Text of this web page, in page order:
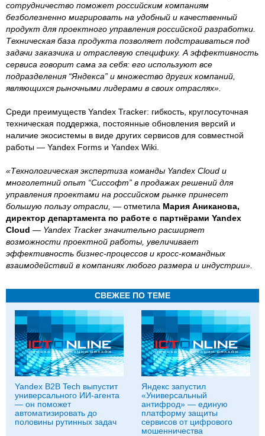
сотрудничество поможет российским компаниям
безболезненно мигрировать на удобный и качественный
продукт для проектного управления российской разработки.
Техническая база продукта позволяет подстраиваться под
задачи заказчика и отраслевую специфику. А эффективность
сервиса говорит сама за себя: его используют все
подразделения “Яндекса” и множество других компаний,
являющихся рыночными лидерами в своих отраслях».
Среди преимуществ Yandex Tracker: гибкость, круглосуточная
техническая поддержка, постоянные обновления версий и
наличие экосистемы в виде других сервисов для совместной
работы — Yandex Forms и Yandex Wiki.
«Технологическая экспертиза команды Yandex Cloud и
многолетний опыт “Сиссофт” в продажах решений для
управления проектами на российском рынке принесет
большую пользу отрасли, — отметила Мария Аниканова,
директор департамента по работе с партнёрами Yandex
Cloud — Yandex Tracker значительно расширяет
возможности проектной работы, увеличивает
эффективность бизнес-процессов и кросс-командных
взаимодействий в компаниях любого размера и индустрии».
СВЕЖЕЕ ПО ТЕМЕ
Yandex B2B Tech выпустит
универсального ИИ-агента
— он поможет
автоматизировать до
половины рутинных задач
Яндекс запустил
«Универсальный
антифрод» — единую
платформу защиты
сервисов от цифрового
мошенничества